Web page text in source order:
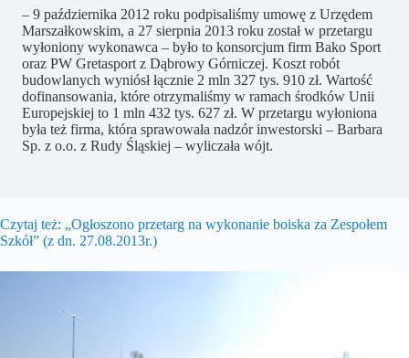
– 9 października 2012 roku podpisaliśmy umowę z Urzędem
Marszałkowskim, a 27 sierpnia 2013 roku został w przetargu
wyłoniony wykonawca – było to konsorcjum firm Bako Sport
oraz PW Gretasport z Dąbrowy Górniczej. Koszt robót
budowlanych wyniósł łącznie 2 mln 327 tys. 910 zł. Wartość
dofinansowania, które otrzymaliśmy w ramach środków Unii
Europejskiej to 1 mln 432 tys. 627 zł. W przetargu wyłoniona
była też firma, która sprawowała nadzór inwestorski – Barbara
Sp. z o.o. z Rudy Śląskiej – wyliczała wójt.
Czytaj też: „Ogłoszono przetarg na wykonanie boiska za Zespołem
Szkół” (z dn. 27.08.2013r.)